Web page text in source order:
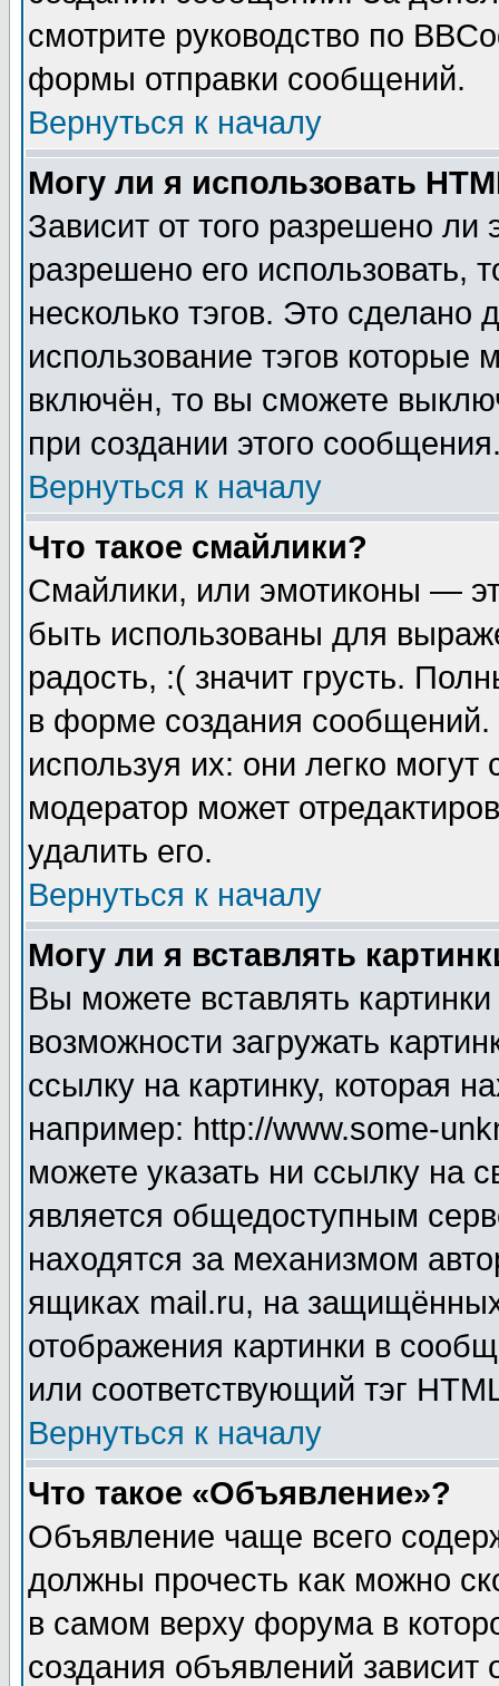
смотрите руководство по
формы отправки сообщений.
Вернуться к началу
Могу ли я использовать
Зависит от того разрешено
разрешено его использовать,
несколько тэгов. Это сделано
использование тэгов
включён, то вы сможете
при создании этого
Вернуться к началу
Что такое смайлики?
Смайлики, или эмотиконы —
быть использованы для
радость, :( значит грусть.
в форме создания сообщений.
используя их: они легко
модератор может
удалить его.
Вернуться к началу
Могу ли я вставлять
Вы можете вставлять
возможности загружать
ссылку на картинку, которая
например: http://www.some-
можете указать ни ссылку на
является общедоступным
находятся за механизмом
ящиках mail.ru, на
отображения картинки в
или соответствующий тэг
Вернуться к началу
Что такое «Объявление»?
Объявление чаще всего
должны прочесть как можно
в самом верху форума в
создания объявлений зависит